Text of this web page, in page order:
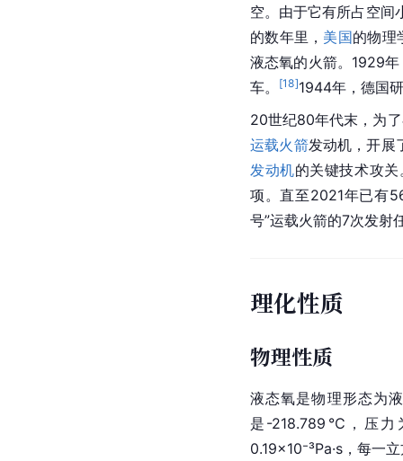
空。由于它有所占空间
的数年里， 美国的物理
液态氧的火箭。1929
车。
[18]1944年， 德国
20世纪80年代末，为
运载火箭发动机 ，开
发动机的关键技术攻
项。直至2021年已有
号”运载火箭的7次发射
理化性质
物理性质
液态氧是物理形态为
是-218.789℃，压力
0.19×10⁻³Pa·s，每一